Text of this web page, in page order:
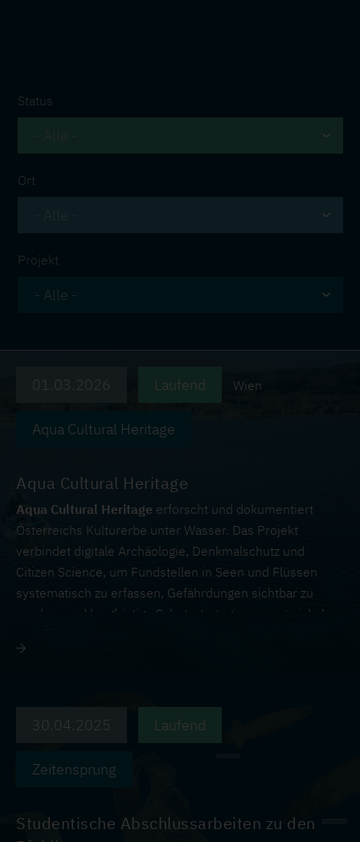
Status
Ort
Projekt
01.03.2026 Laufend Wien
Aqua Cultural Heritage
Aqua Cultural Heritage
Aqua Cultural Heritage erforscht und dokumentiert
Österreichs Kulturerbe unter Wasser. Das Projekt
verbindet digitale Archäologie, Denkmalschutz und
Citizen Science, um Fundstellen in Seen und Flüssen
systematisch zu erfassen, Gefährdungen sichtbar zu
machen und langfristige Schutzstrategien zu entwickeln.
30.04.2025 Laufend
Zeitensprung
Studentische Abschlussarbeiten zu den